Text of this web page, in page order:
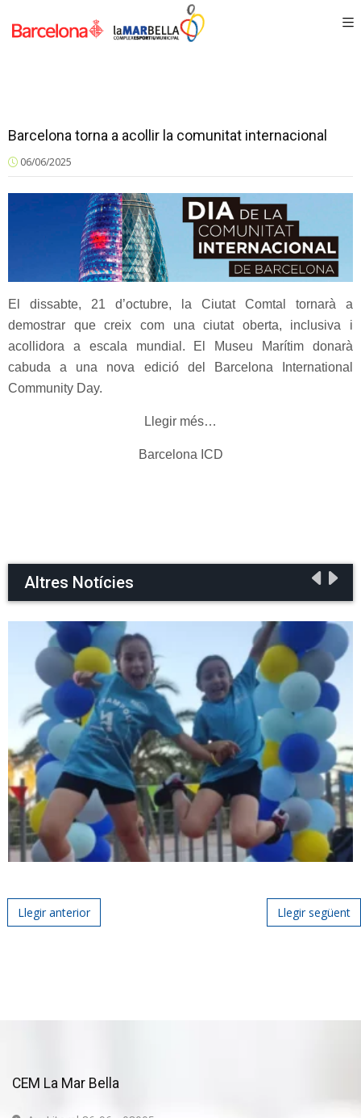
Barcelona torna a acollir la comunitat internacional
06/06/2025
El dissabte, 21 d’octubre, la Ciutat Comtal tornarà a
demostrar que creix com una ciutat oberta, inclusiva i
acollidora a escala mundial. El Museu Marítim donarà
cabuda a una nova edició del Barcelona International
Community Day.
Llegir més…
Barcelona ICD
Altres Notícies
Post navigation
Llegir anterior Llegir següent
CEM La Mar Bella